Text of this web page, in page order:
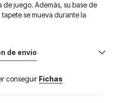
juego. Además, su base de
se mueva durante la
de envio
conseguir Fichas